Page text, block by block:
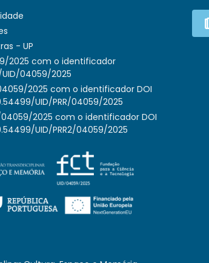
- UP
2025 com o identificador
04059/2025
2025 com o identificador DOI
UID/PRR/04059/2025
04059/2025 com o identificador DOI
UID/PRR2/04059/2025